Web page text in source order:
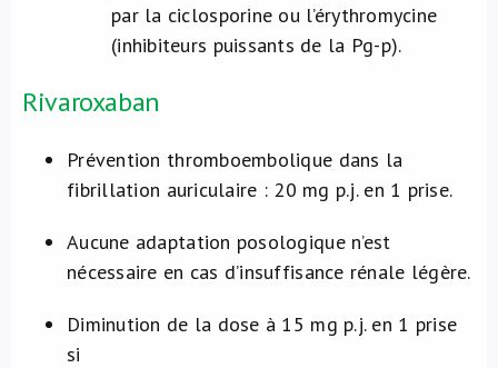
par la ciclosporine ou l’érythromycine
(inhibiteurs puissants de la Pg-p).
Rivaroxaban
Prévention thromboembolique dans la
fibrillation auriculaire : 20 mg p.j. en 1 prise.
Aucune adaptation posologique n’est
nécessaire en cas d’insuffisance rénale légère.
Diminution de la dose à 15 mg p.j. en 1 prise
si